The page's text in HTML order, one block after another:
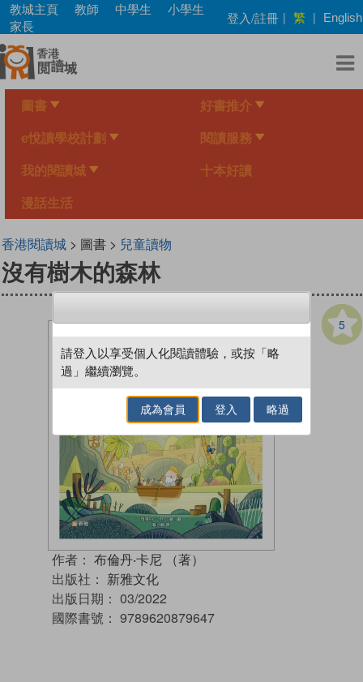
Skip
main
content
教城主頁 教師 中學生
小學生
家長
登入/註冊 | 繁 | English
圖書 好書推介
e悅讀學校計劃 閱讀服務
我的閱讀城 十本好讀
漫話生活
香港閱讀城> 圖書 > 兒童讀物
沒有樹木的森林
5
作者： 布倫丹‧卡尼 （著）
出版社： 新雅文化
出版日期： 03/2022
國際書號： 9789620879647
請登入以享受個人化閱讀體驗，或按「略
過」繼續瀏覽。
成為會員 登入 略過